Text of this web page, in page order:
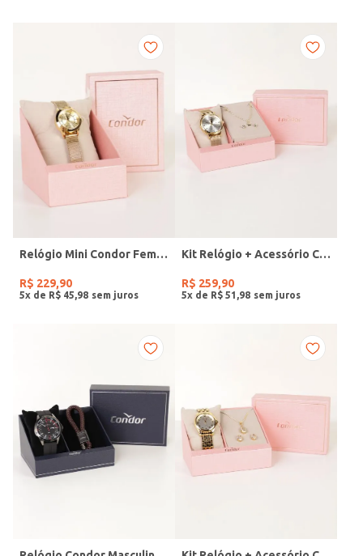
Relógio Mini Condor Feminino DOURADO
R$ 229,90
5x de R$ 45 98
Kit Relógio + Acessório Condor Feminino DOURADO
R$ 259,90
5x de R$ 51 98